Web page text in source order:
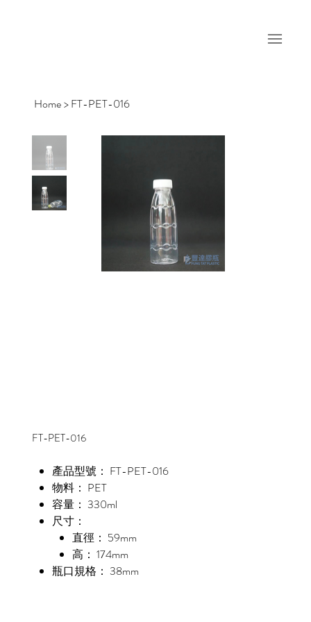
Home>FT-PET-016
FT-PET-016
產品型號： FT-PET-016
物料： PET
容量： 330ml
尺寸：
直徑： 59mm
高： 174mm
瓶口規格： 38mm